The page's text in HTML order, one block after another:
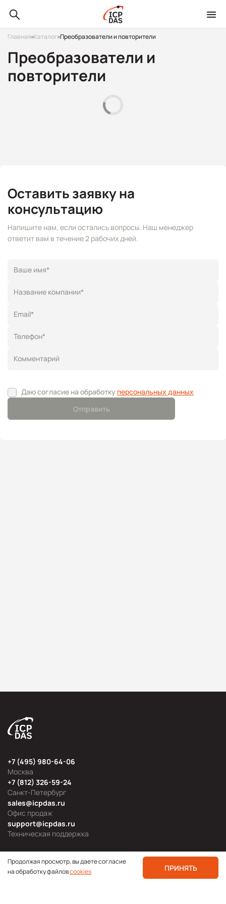
Главная Каталог Преобразователи и повторители
Преобразователи и
повторители
Оставить заявку на
консультацию
Напишите нам, если остались вопросы. Наш менеджер
ответит вам в течение 2 рабочих дней.
Ваше имя*
Название компании*
Телефон*
Email*
Комментарий
Даю согласие на обработку персональных данных
Отправить
Москва
+7 (495) 980-64-06
Офис продаж
sales@icpdas.ru
Санкт-Петербург
+7 (812) 326-59-24
Техническая поддержка
support@icpdas.ru
Продолжая просмотр, вы даете согласие
на обработку файловcookies ПРИНЯТЬ